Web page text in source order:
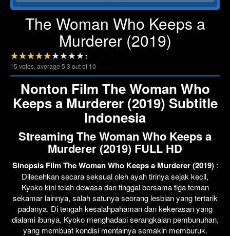
The Woman Who Keeps a
Murderer (2019)
15 votes, average 5.3 out of 10
Nonton Film The Woman Who
Keeps a Murderer (2019) Subtitle
Indonesia
Streaming The Woman Who Keeps a
Murderer (2019) FULL HD
Sinopsis Film The Woman Who Keeps a Murderer (2019) :
Dilecehkan secara seksual oleh ayah tirinya sejak kecil,
Kyoko kini telah dewasa dan tinggal bersama tiga teman
sekamar lainnya, salah satunya seorang lesbian yang tertarik
padanya. Di tengah kesalahpahaman dan kekerasan yang
dialami ibunya, Kyoko menghadapi serangkaian pembunuhan,
yang membuat kondisi mentalnya semakin memburuk.